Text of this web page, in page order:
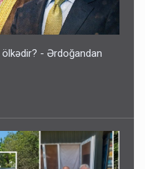
ölkədir? - Ərdoğandan